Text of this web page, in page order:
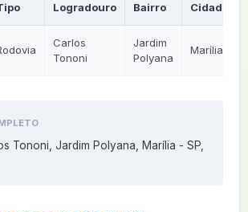
Logradouro Bairro Cidade
Carlos
Tononi
Jardim
Polyana
Marília
Tononi, Jardim Polyana, Marília - SP,